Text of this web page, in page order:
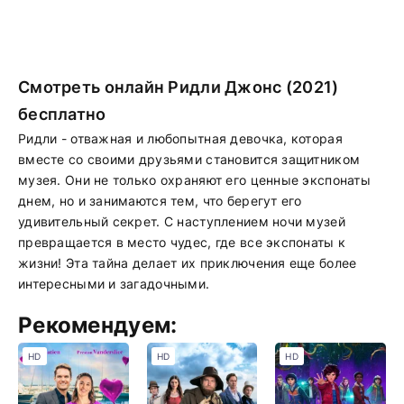
Смотреть онлайн Ридли Джонс (2021)
бесплатно
Ридли - отважная и любопытная девочка, которая
вместе со своими друзьями становится защитником
музея. Они не только охраняют его ценные экспонаты
днем, но и занимаются тем, что берегут его
удивительный секрет. С наступлением ночи музей
превращается в место чудес, где все экспонаты к
жизни! Эта тайна делает их приключения еще более
интересными и загадочными.
Рекомендуем:
HD HD HD